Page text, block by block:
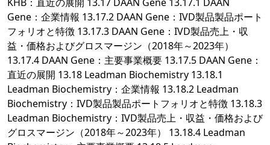
Gene：企業情報 13.17.2 DAAN Gene：IVD製品製品ポート
フォリオと特徴 13.17.3 DAAN Gene：IVD製品売上・収
益・価格およびグロスマージン（2018年～2023年）
13.17.4 DAAN Gene：主要事業概要 13.17.5 DAAN Gene：
直近の展開 13.18 Leadman Biochemistry 13.18.1
Leadman Biochemistry：企業情報 13.18.2 Leadman
Biochemistry：IVD製品製品ポートフォリオと特徴 13.18.3
Leadman Biochemistry：IVD製品売上・収益・価格および
グロスマージン（2018年～2023年） 13.18.4 Leadman